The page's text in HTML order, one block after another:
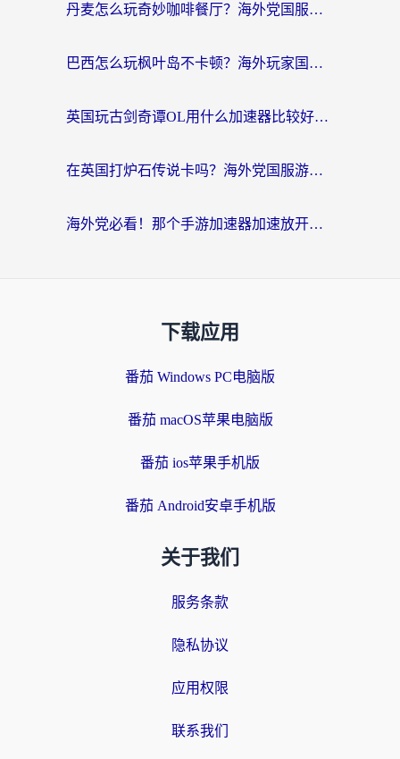
丹麦怎么玩奇妙咖啡餐厅？海外党国服游戏加速全攻略（附灌篮高手元气骑士实测）
巴西怎么玩枫叶岛不卡顿？海外玩家国服游戏加速器终极指南（含战双野兽领主提速秘籍）
英国玩古剑奇谭OL用什么加速器比较好？留学生亲测有效的国服游戏加速指南
在英国打炉石传说卡吗？海外党国服游戏不卡顿的终极指南
海外党必看！那个手游加速器加速放开那三国3最好？一篇解决国服游戏卡顿难题
下载应用
番茄 Windows PC电脑版
番茄 macOS苹果电脑版
番茄 ios苹果手机版
番茄 Android安卓手机版
关于我们
服务条款
隐私协议
应用权限
联系我们